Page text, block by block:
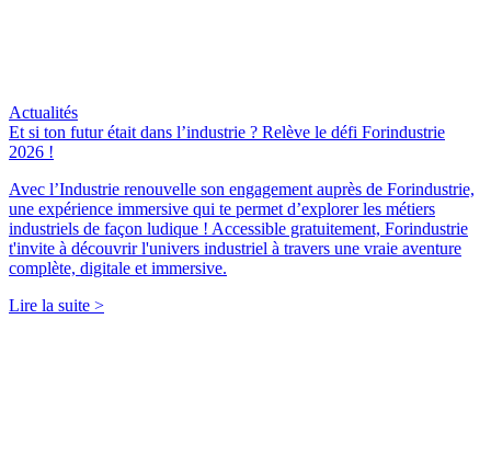
Actualités
Et si ton futur était dans l’industrie ? Relève le défi Forindustrie
2026 !
Avec l’Industrie renouvelle son engagement auprès de Forindustrie,
une expérience immersive qui te permet d’explorer les métiers
industriels de façon ludique ! Accessible gratuitement, Forindustrie
t'invite à découvrir l'univers industriel à travers une vraie aventure
complète, digitale et immersive.
Lire la suite >